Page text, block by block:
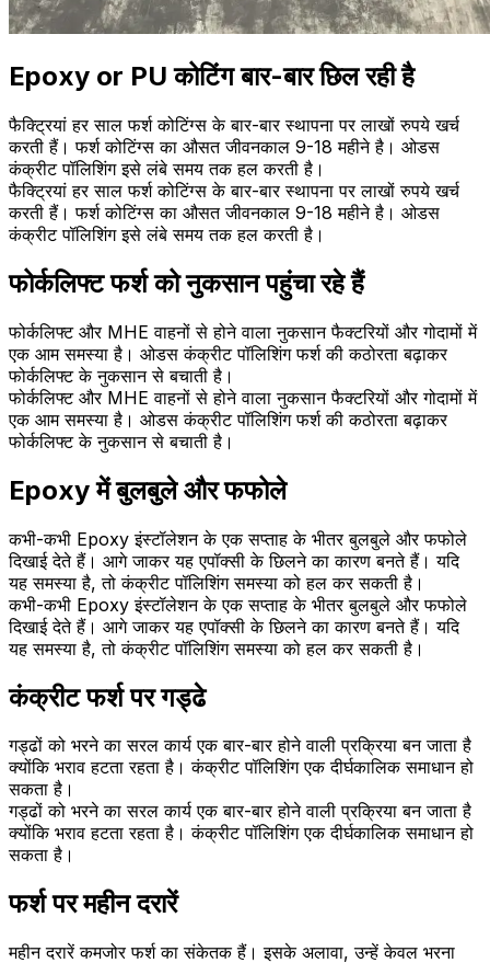
Epoxy or PU कोटिंग बार-बार छिल रही है
फैक्ट्रियां हर साल फर्श कोटिंग्स के बार-बार स्थापना पर लाखों रुपये खर्च
करती हैं। फर्श कोटिंग्स का औसत जीवनकाल 9-18 महीने है। ओडस
कंक्रीट पॉलिशिंग इसे लंबे समय तक हल करती है।
फैक्ट्रियां हर साल फर्श कोटिंग्स के बार-बार स्थापना पर लाखों रुपये खर्च
करती हैं। फर्श कोटिंग्स का औसत जीवनकाल 9-18 महीने है। ओडस
कंक्रीट पॉलिशिंग इसे लंबे समय तक हल करती है।
फोर्कलिफ्ट फर्श को नुकसान पहुंचा रहे हैं
फोर्कलिफ्ट और MHE वाहनों से होने वाला नुकसान फैक्टरियों और गोदामों में
एक आम समस्या है। ओडस कंक्रीट पॉलिशिंग फर्श की कठोरता बढ़ाकर
फोर्कलिफ्ट के नुकसान से बचाती है।
फोर्कलिफ्ट और MHE वाहनों से होने वाला नुकसान फैक्टरियों और गोदामों में
एक आम समस्या है। ओडस कंक्रीट पॉलिशिंग फर्श की कठोरता बढ़ाकर
फोर्कलिफ्ट के नुकसान से बचाती है।
Epoxy में बुलबुले और फफोले
कभी-कभी Epoxy इंस्टॉलेशन के एक सप्ताह के भीतर बुलबुले और फफोले
दिखाई देते हैं। आगे जाकर यह एपॉक्सी के छिलने का कारण बनते हैं। यदि
यह समस्या है, तो कंक्रीट पॉलिशिंग समस्या को हल कर सकती है।
कभी-कभी Epoxy इंस्टॉलेशन के एक सप्ताह के भीतर बुलबुले और फफोले
दिखाई देते हैं। आगे जाकर यह एपॉक्सी के छिलने का कारण बनते हैं। यदि
यह समस्या है, तो कंक्रीट पॉलिशिंग समस्या को हल कर सकती है।
कंक्रीट फर्श पर गड्ढे
गड्ढों को भरने का सरल कार्य एक बार-बार होने वाली प्रक्रिया बन जाता है
क्योंकि भराव हटता रहता है। कंक्रीट पॉलिशिंग एक दीर्घकालिक समाधान हो
सकता है।
गड्ढों को भरने का सरल कार्य एक बार-बार होने वाली प्रक्रिया बन जाता है
क्योंकि भराव हटता रहता है। कंक्रीट पॉलिशिंग एक दीर्घकालिक समाधान हो
सकता है।
फर्श पर महीन दरारें
महीन दरारें कमजोर फर्श का संकेतक हैं। इसके अलावा, उन्हें केवल भरना